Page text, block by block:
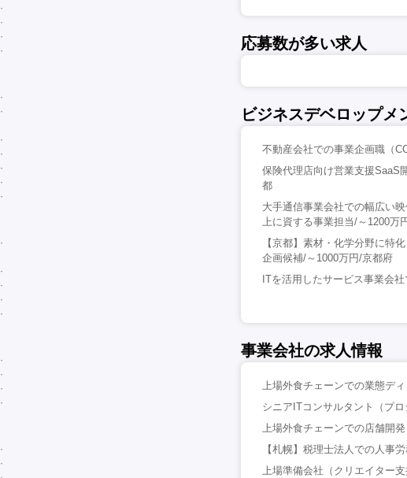
応募数が多い求人
ビジネスデベロップメ
不動産会社での事業企画職（
保険代理店向け営業支援SaaS
都
大手通信事業会社での幅広い
上に資する事業担当/～1200万
【京都】素材・化学分野に特
企画候補/～1000万円/京都府
ITを活用したサービス事業会
事業会社の求人情報
上場外食チェーンでの業態デ
シニアITコンサルタント（プ
上場外食チェーンでの店舗開
【札幌】税理士法人での人事
上場準備会社（クリエイター